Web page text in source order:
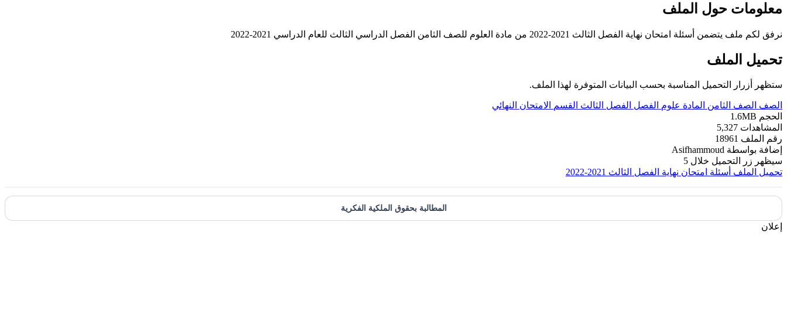
معلومات حول الملف
نرفق لكم ملف يتضمن أسئلة امتحان نهاية الفصل الثالث 2021-2022 من مادة العلوم للصف الثامن الفصل الدراسي الثالث للعام الدراسي 2021-2022
تحميل الملف
ستظهر أزرار التحميل المناسبة بحسب البيانات المتوفرة لهذا الملف.
الصف الصف الثامن المادة علوم الفصل الفصل الثالث القسم الامتحان النهائي
الحجم 1.6MB
المشاهدات 5,327
رقم الملف 18961
إضافة بواسطة Asifhammoud
سيظهر زر التحميل خلال 5
تحميل الملف أسئلة امتحان نهاية الفصل الثالث 2021-2022
المطالبة بحقوق الملكية الفكرية
إعلان